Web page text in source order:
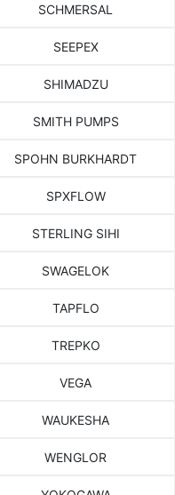
SCHMERSAL
SEEPEX
SHIMADZU
SMITH PUMPS
SPOHN BURKHARDT
SPXFLOW
STERLING SIHI
SWAGELOK
TAPFLO
TREPKO
VEGA
WAUKESHA
WENGLOR